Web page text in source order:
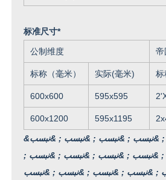
标准尺寸*
公制维度 帝
标称（毫米） 实际(毫米) 标
600x600 595x595
600x1200 595x1195
&نبسب ; &نبسب ; &نبسب ; &نبسب ; &نبسب ; &نبسب ; &نبسب ; &نبسب ; &نبسب ; &نبسب ; &نبسب ; &نبسب ; &نبسب ; &نبسب ; &نبسب
&نبسب ; &نبسب ; &نبسب ; &نبسب ;
; &نبسب ; &نبسب ; &نبسب ; &نبسب